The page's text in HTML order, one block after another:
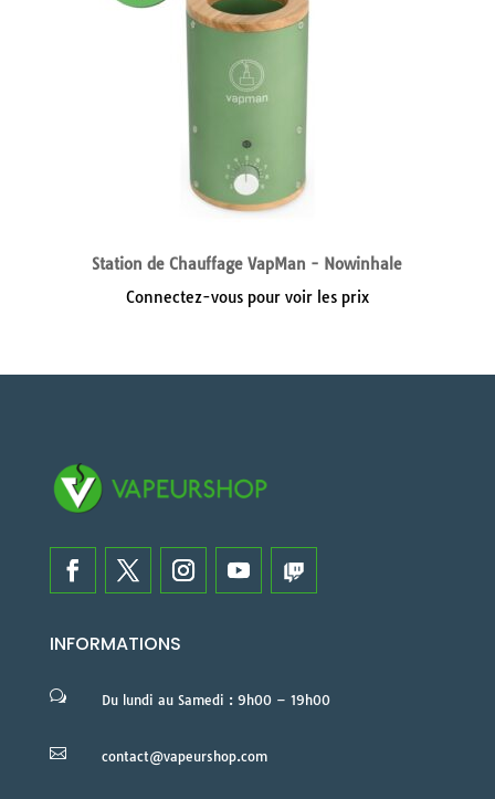
Station de Chauffage VapMan - Nowinhale
Connectez-vous pour voir les prix
INFORMATIONS
w Du lundi au Samedi : 9h00 – 19h00
 contact@vapeurshop.com